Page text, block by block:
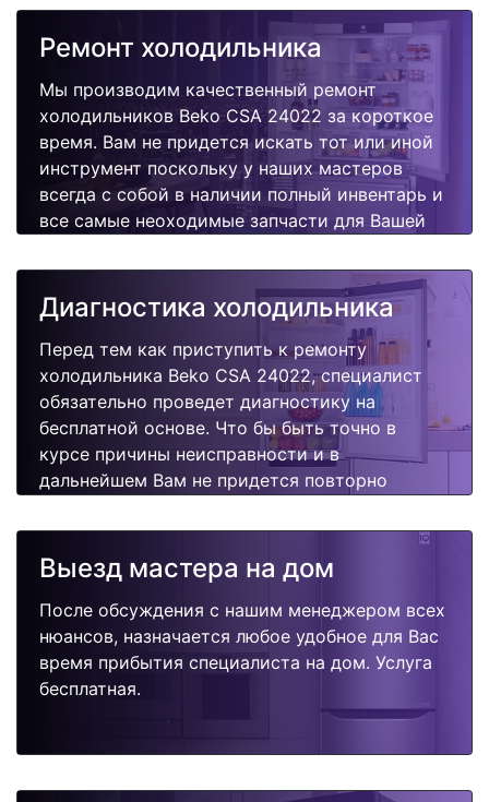
Ремонт холодильника
Мы производим качественный ремонт
холодильников Beko CSA 24022 за короткое
время. Вам не придется искать тот или иной
инструмент поскольку у наших мастеров
всегда с собой в наличии полный инвентарь и
все самые неоходимые запчасти для Вашей
качественно и недорого.
Диагностика холодильника
Перед тем как приступить к ремонту
холодильника Beko CSA 24022, специалист
обязательно проведет диагностику на
бесплатной основе. Что бы быть точно в
курсе причины неисправности и в
дальнейшем Вам не придется повторно
поломок.
Выезд мастера на дом
После обсуждения с нашим менеджером всех
нюансов, назначается любое удобное для Вас
время прибытия специалиста на дом. Услуга
бесплатная.